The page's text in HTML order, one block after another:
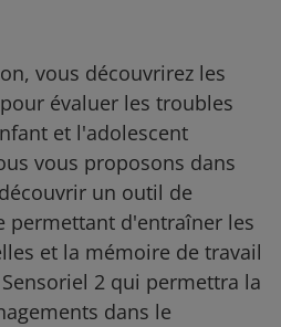
vous découvrirez les
évaluer les troubles
et l'adolescent
vous proposons dans
un outil de
permettant d'entraîner les
et la mémoire de travail
2 qui permettra la
dans le